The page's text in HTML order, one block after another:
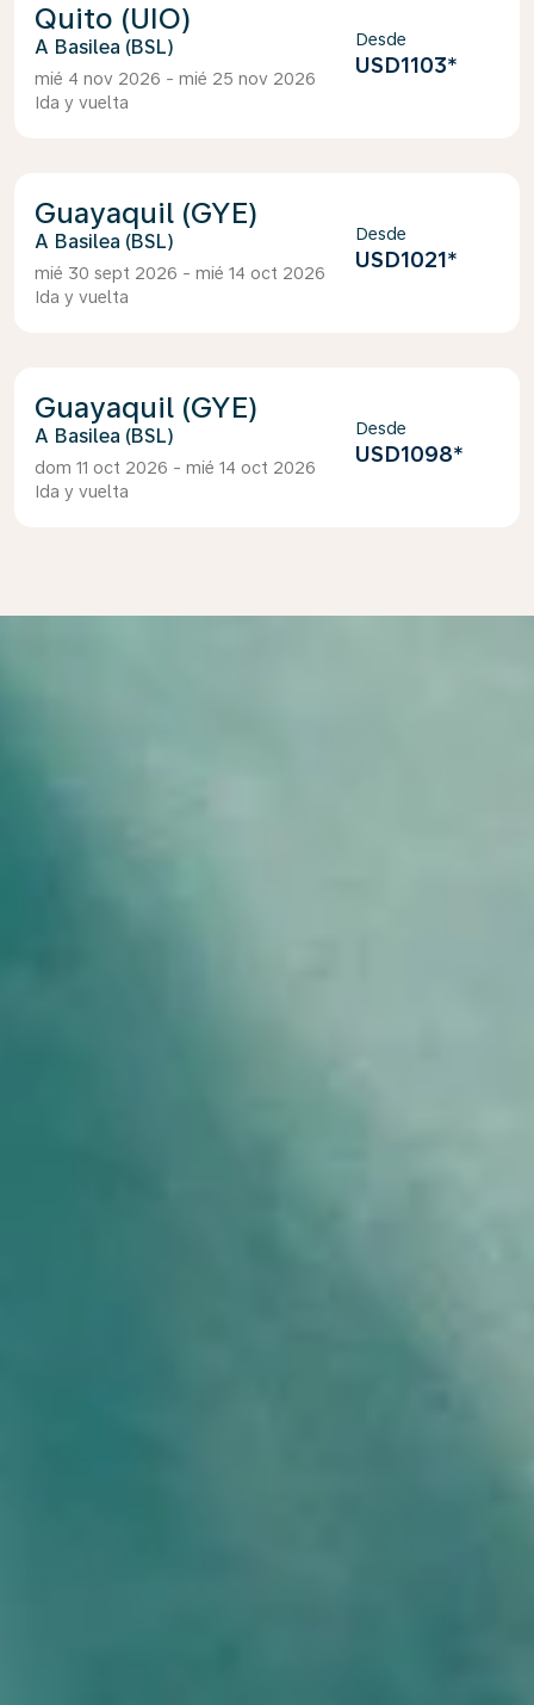
Quito (UIO)
Basilea (BSL)
mié 4 nov 2026 - mié 25 nov 2026
Ida y vuelta
Desde
USD1103*
Guayaquil (GYE)
Basilea (BSL)
mié 30 sept 2026 - mié 14 oct 2026
Ida y vuelta
Desde
USD1021*
Guayaquil (GYE)
Basilea (BSL)
dom 11 oct 2026 - mié 14 oct 2026
Ida y vuelta
Desde
USD1098*